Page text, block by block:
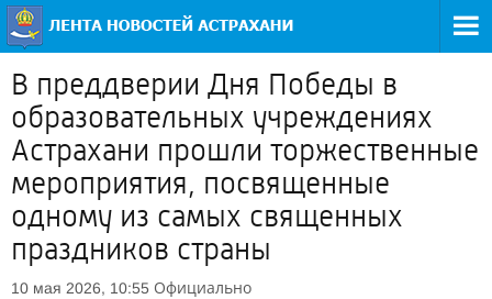
В преддверии Дня Победы в
образовательных учреждениях
Астрахани прошли торжественные
мероприятия, посвященные
одному из самых священных
праздников страны
10 мая 2026, 10:55 Официально